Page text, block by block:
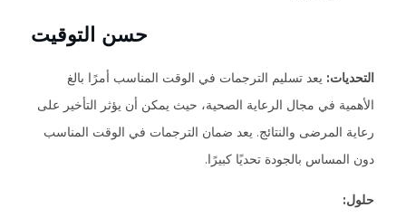
حسن التوقيت
التحديات: يعد تسليم الترجمات في الوقت المناسب أمرًا بالغ
الأهمية في مجال الرعاية الصحية، حيث يمكن أن يؤثر التأخير على
رعاية المرضى والنتائج. يعد ضمان الترجمات في الوقت المناسب
دون المساس بالجودة تحديًا كبيرًا.
حلول: